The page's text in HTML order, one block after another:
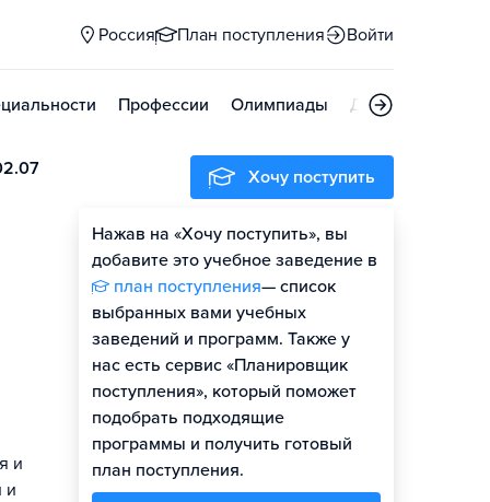
Россия План поступления Войти
Профессии Олимпиады Дни открытых
и
и
Хочу поступить
Нажав на «Хочу поступить», вы
добавите это учебное заведение в
план поступления— список
выбранных вами учебных
заведений и программ. Также у
нас есть сервис «Планировщик
поступления», который поможет
подобрать подходящие
программы и получить готовый
план поступления.